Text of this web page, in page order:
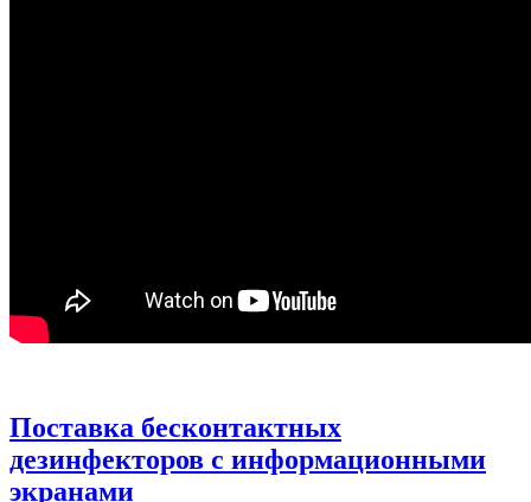
Поставка бесконтактных
дезинфекторов с информационными
экранами